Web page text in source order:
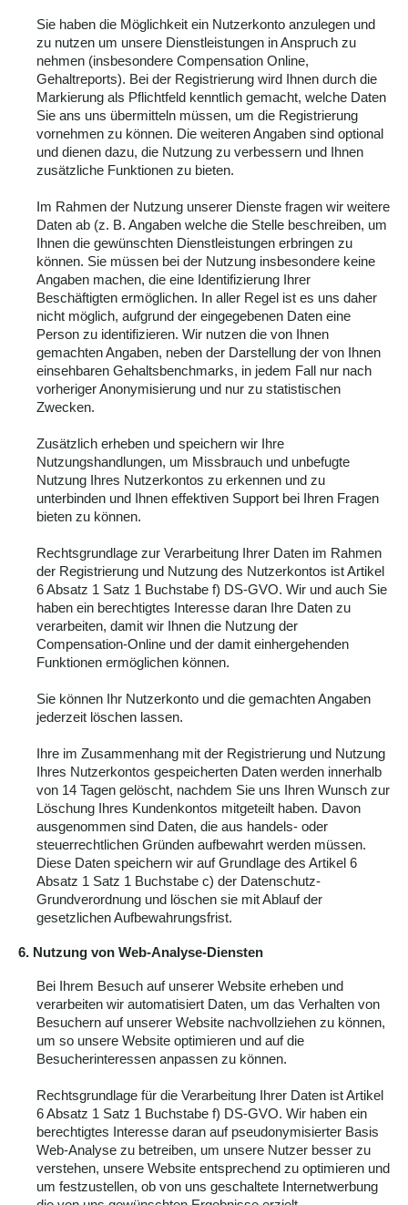
Sie haben die Möglichkeit ein Nutzerkonto anzulegen und
zu nutzen um unsere Dienstleistungen in Anspruch zu
nehmen (insbesondere Compensation Online,
Gehaltreports). Bei der Registrierung wird Ihnen durch die
Markierung als Pflichtfeld kenntlich gemacht, welche Daten
Sie ans uns übermitteln müssen, um die Registrierung
vornehmen zu können. Die weiteren Angaben sind optional
und dienen dazu, die Nutzung zu verbessern und Ihnen
zusätzliche Funktionen zu bieten.
Im Rahmen der Nutzung unserer Dienste fragen wir weitere
Daten ab (z. B. Angaben welche die Stelle beschreiben, um
Ihnen die gewünschten Dienstleistungen erbringen zu
können. Sie müssen bei der Nutzung insbesondere keine
Angaben machen, die eine Identifizierung Ihrer
Beschäftigten ermöglichen. In aller Regel ist es uns daher
nicht möglich, aufgrund der eingegebenen Daten eine
Person zu identifizieren. Wir nutzen die von Ihnen
gemachten Angaben, neben der Darstellung der von Ihnen
einsehbaren Gehaltsbenchmarks, in jedem Fall nur nach
vorheriger Anonymisierung und nur zu statistischen
Zwecken.
Zusätzlich erheben und speichern wir Ihre
Nutzungshandlungen, um Missbrauch und unbefugte
Nutzung Ihres Nutzerkontos zu erkennen und zu
unterbinden und Ihnen effektiven Support bei Ihren Fragen
bieten zu können.
Rechtsgrundlage zur Verarbeitung Ihrer Daten im Rahmen
der Registrierung und Nutzung des Nutzerkontos ist Artikel
6 Absatz 1 Satz 1 Buchstabe f) DS-GVO. Wir und auch Sie
haben ein berechtigtes Interesse daran Ihre Daten zu
verarbeiten, damit wir Ihnen die Nutzung der
Compensation-Online und der damit einhergehenden
Funktionen ermöglichen können.
Sie können Ihr Nutzerkonto und die gemachten Angaben
jederzeit löschen lassen.
Ihre im Zusammenhang mit der Registrierung und Nutzung
Ihres Nutzerkontos gespeicherten Daten werden innerhalb
von 14 Tagen gelöscht, nachdem Sie uns Ihren Wunsch zur
Löschung Ihres Kundenkontos mitgeteilt haben. Davon
ausgenommen sind Daten, die aus handels- oder
steuerrechtlichen Gründen aufbewahrt werden müssen.
Diese Daten speichern wir auf Grundlage des Artikel 6
Absatz 1 Satz 1 Buchstabe c) der Datenschutz-
Grundverordnung und löschen sie mit Ablauf der
gesetzlichen Aufbewahrungsfrist.
6. Nutzung von Web-Analyse-Diensten
Bei Ihrem Besuch auf unserer Website erheben und
verarbeiten wir automatisiert Daten, um das Verhalten von
Besuchern auf unserer Website nachvollziehen zu können,
um so unsere Website optimieren und auf die
Besucherinteressen anpassen zu können.
Rechtsgrundlage für die Verarbeitung Ihrer Daten ist Artikel
6 Absatz 1 Satz 1 Buchstabe f) DS-GVO. Wir haben ein
berechtigtes Interesse daran auf pseudonymisierter Basis
Web-Analyse zu betreiben, um unsere Nutzer besser zu
verstehen, unsere Website entsprechend zu optimieren und
um festzustellen, ob von uns geschaltete Internetwerbung